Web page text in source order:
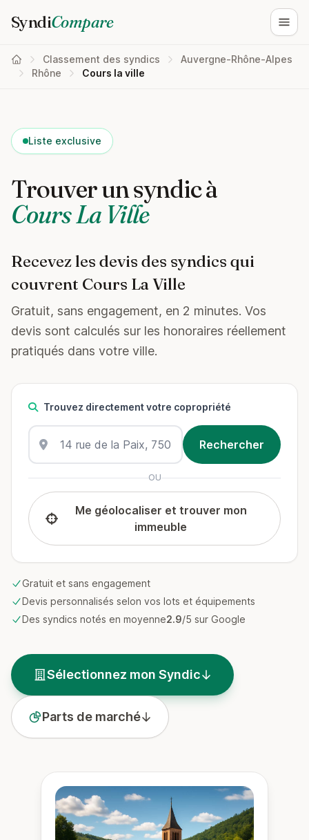
SyndiCompare
Classement des syndics
Auvergne-Rhône-Alpes
Rhône
Cours la ville
Liste exclusive
Trouver un syndic à
Cours La Ville
Recevez les devis des syndics qui
couvrent Cours La Ville
Gratuit, sans engagement, en 2 minutes. Vos
devis sont calculés sur les honoraires réellement
pratiqués dans votre ville.
Trouvez directement votre copropriété
OU
Me géolocaliser et trouver mon
immeuble
Gratuit et sans engagement
Devis personnalisés selon vos lots et équipements
Des syndics notés en moyenne2.9/5 sur Google
Sélectionnez mon Syndic
Parts de marché